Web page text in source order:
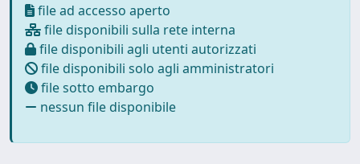
file ad accesso aperto
file disponibili sulla rete interna
file disponibili agli utenti autorizzati
file disponibili solo agli amministratori
file sotto embargo
nessun file disponibile